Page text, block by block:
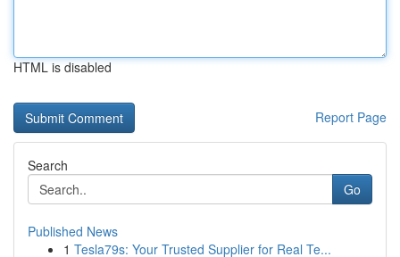
HTML is disabled
Report Page
Search
Go
Published News
1 Tesla79s: Your Trusted Supplier for Real Te...